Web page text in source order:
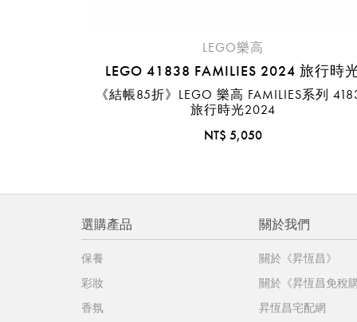
LEGO樂高
LEGO 41838 FAMILIES 2024 旅行時
《結帳85折》LEGO 樂高 FAMILIES系列
旅行時光2024
NT$ 5,050
選購產品
保養
彩妝
香氛
關於我們
關於《昇恆昌》
關於《昇恆昌免稅
昇恆昌宅配網